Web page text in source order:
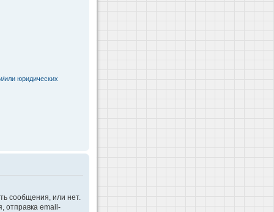
или юридических
сообщения, или нет.
отправка email-